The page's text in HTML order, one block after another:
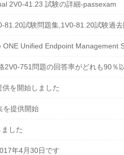
2V0-41.23 試験の詳細-passexam
81.20試験問題集,1V0-81.20試験過
Unified Endpoint Management
2V0-751問題の回答率がどれも90％
を開始しました
を提供開始
した
年4月30日です